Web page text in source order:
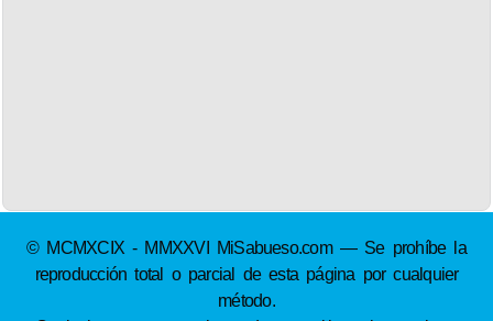
© MCMXCIX - MMXXVI MiSabueso.com — Se prohíbe la
reproducción total o parcial de esta página por cualquier
método.